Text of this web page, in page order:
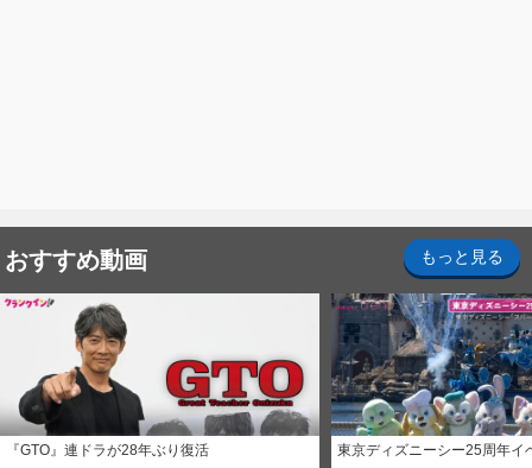
おすすめ動画 もっと見る
『GTO』連ドラが28年ぶり復活 東京ディズニーシー25周年イ